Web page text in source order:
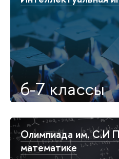
6-7 классы
Олимпиада им. С.И
математике